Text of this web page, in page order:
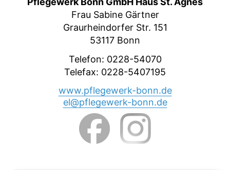
Frau Sabine Gärtner
Graurheindorfer Str. 151
53117 Bonn
Telefon: 0228-54070
Telefax: 0228-5407195
www.pflegewerk-bonn.de
el@pflegewerk-bonn.de